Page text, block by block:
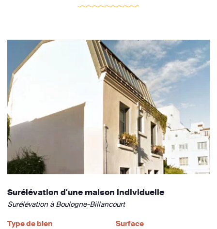
Surélévation d'une maison individuelle
Surélévation à Boulogne-Billancourt
Type de bien
Surface